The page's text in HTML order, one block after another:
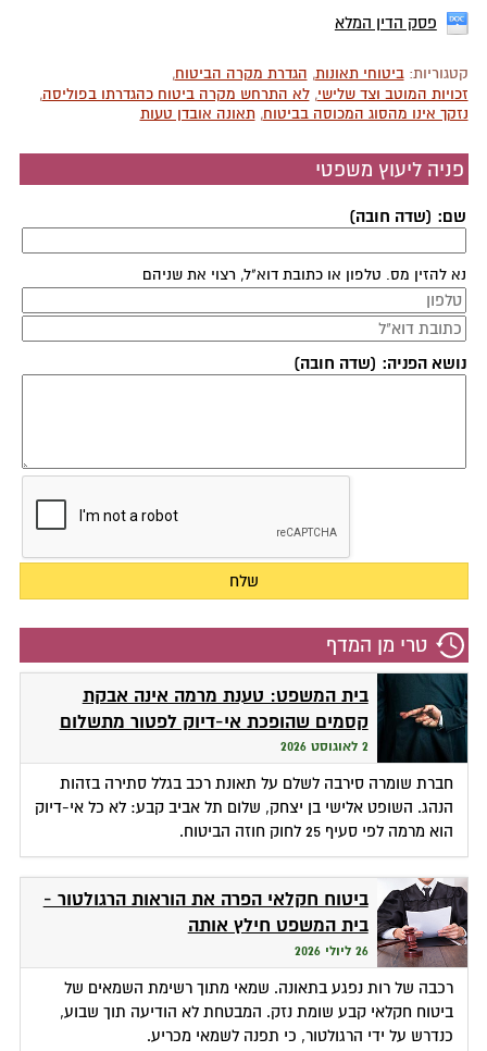
פסק הדין המלא
קטגוריות:ביטוחי תאונות, הגדרת מקרה הביטוח,
זכויות המוטב וצד שלישי,לא התרחש מקרה ביטוח כהגדרתו בפוליסה,
נזקך אינו מהסוג המכוסה בביטוח,תאונה אובדן טעות
פניה ליעוץ משפטי
שם: (שדה חובה)
נא להזין מס. טלפון או כתובת דוא"ל, רצוי את שניהם
נושא הפניה: (שדה חובה)
טרי מן המדף
בית המשפט: טענת מרמה אינה אבקת
קסמים שהופכת אי-דיוק לפטור מתשלום
2 לאוגוסט 2026
חברת שומרה סירבה לשלם על תאונת רכב בגלל סתירה בזהות
הנהג. השופט אלישי בן יצחק, שלום תל אביב קבע: לא כל אי-דיוק
הוא מרמה לפי סעיף 25 לחוק חוזה הביטוח.
ביטוח חקלאי הפרה את הוראות הרגולטור -
בית המשפט חילץ אותה
26 ליולי 2026
רכבה של רות נפגע בתאונה. שמאי מתוך רשימת השמאים של
ביטוח חקלאי קבע שומת נזק. המבטחת לא הודיעה תוך שבוע,
כנדרש על ידי הרגולטור, כי תפנה לשמאי מכריע.